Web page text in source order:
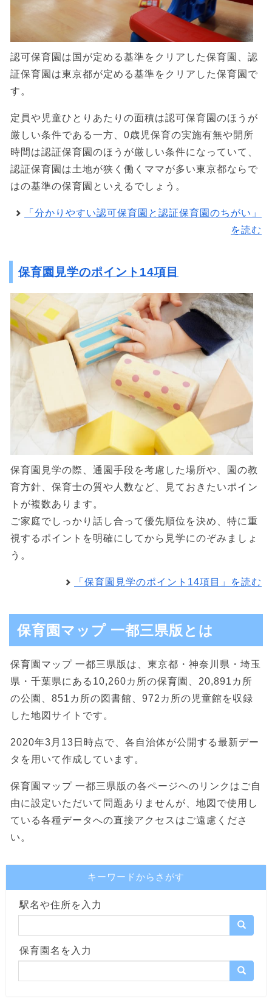
認可保育園は国が定める基準をクリアした保育園、認
証保育園は東京都が定める基準をクリアした保育園で
す。
定員や児童ひとりあたりの面積は認可保育園のほうが
厳しい条件である一方、0歳児保育の実施有無や開所
時間は認証保育園のほうが厳しい条件になっていて、
認証保育園は土地が狭く働くママが多い東京都ならで
はの基準の保育園といえるでしょう。
「分かりやすい認可保育園と認証保育園のちがい」
を読む
保育園見学のポイント14項目
保育園見学の際、通園手段を考慮した場所や、園の教
育方針、保育士の質や人数など、見ておきたいポイン
トが複数あります。
ご家庭でしっかり話し合って優先順位を決め、特に重
視するポイントを明確にしてから見学にのぞみましょ
う。
「保育園見学のポイント14項目」を読む
保育園マップ 一都三県版とは
保育園マップ 一都三県版は、東京都・神奈川県・埼玉
県・千葉県にある10,260カ所の保育園、20,891カ所
の公園、851カ所の図書館、972カ所の児童館を収録
した地図サイトです。
2020年3月13日時点で、各自治体が公開する最新デー
タを用いて作成しています。
保育園マップ 一都三県版の各ページヘのリンクはご自
由に設定いただいて問題ありませんが、地図で使用し
ている各種データへの直接アクセスはご遠慮くださ
い。
キーワードからさがす
駅名や住所を入力
保育園名を入力